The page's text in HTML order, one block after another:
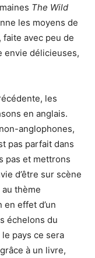
The Wild
les moyens de
avec peu de
envie délicieuses,
les
en anglais.
anglophones,
pas parfait dans
pas et mettrons
d’être sur scène
thème
effet d’un
échelons du
pays ce sera
à un livre,